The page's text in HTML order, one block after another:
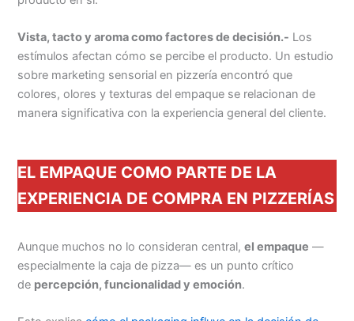
Vista, tacto y aroma como factores de decisión.- Los
estímulos afectan cómo se percibe el producto. Un estudio
sobre marketing sensorial en pizzería encontró que
colores, olores y texturas del empaque se relacionan de
manera significativa con la experiencia general del cliente.
EL EMPAQUE COMO PARTE DE LA
EXPERIENCIA DE COMPRA EN PIZZERÍAS
Aunque muchos no lo consideran central,el empaque —
especialmente la caja de pizza— es un punto crítico
de percepción, funcionalidad y emoción.